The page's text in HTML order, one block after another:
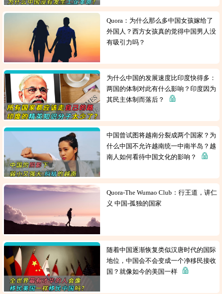
Quora：为什么那么多中国女孩嫁给了
外国人？西方女孩真的觉得中国男人没
有吸引力吗？
为什么中国的发展速度比印度快得多：
两国的体制对此有什么影响？印度因为
其民主体制而落后？
中国曾试图将越南分裂成两个国家？为
什么中国不允许越南统一中南半岛？越
南人如何看待中国文化的影响？
Quora-The Wumao Club：行王道，讲仁
义 中国-孤独的国家
随着中国逐渐恢复类似汉唐时代的国际
地位，中国会不会变成一个净移民接收
国？就像如今的美国一样